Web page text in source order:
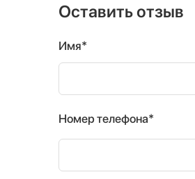
Оставить отзыв
Имя*
Номер телефона*